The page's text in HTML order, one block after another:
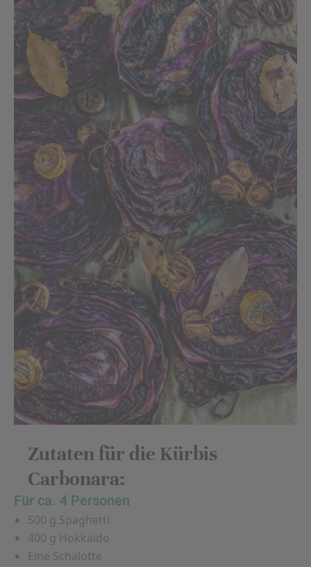
Zutaten für die Kürbis
Carbonara:
Für ca. 4 Personen
500 g Spaghetti
400 g Hokkaido
Eine Schalotte